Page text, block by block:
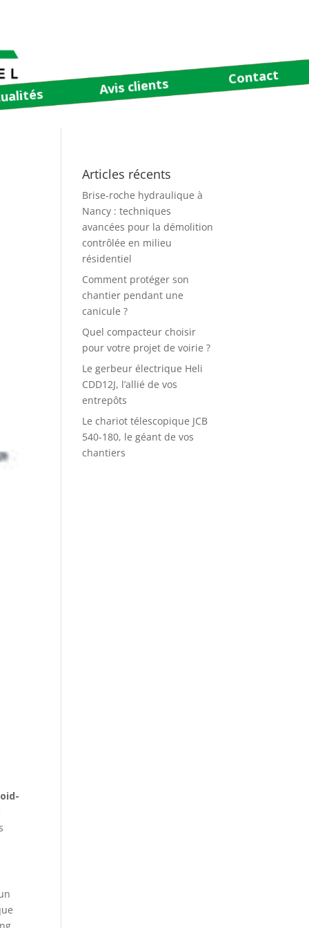
Avis clients Contact
Articles récents
Brise-roche hydraulique à
Nancy : techniques
avancées pour la démolition
contrôlée en milieu
résidentiel
Comment protéger son
chantier pendant une
canicule ?
Quel compacteur choisir
pour votre projet de voirie ?
Le gerbeur électrique Heli
CDD12J, l’allié de vos
entrepôts
Le chariot télescopique JCB
540-180, le géant de vos
chantiers